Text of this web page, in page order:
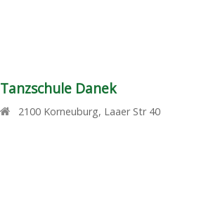
Tanzschule Danek
2100 Korneuburg, Laaer Str 40